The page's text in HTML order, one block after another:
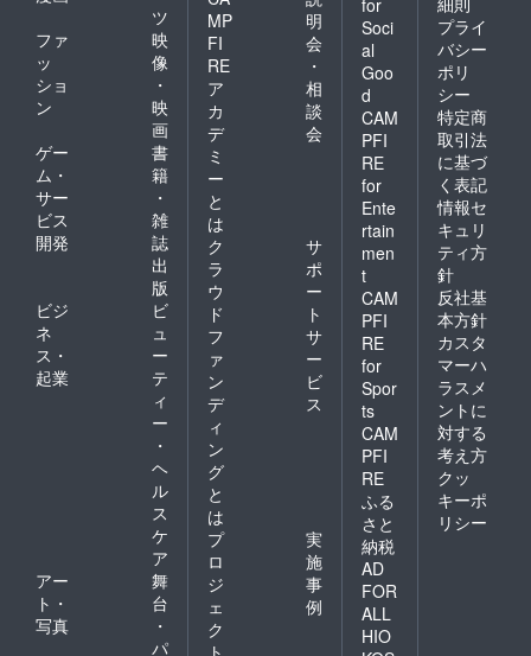
ツ
ファ
ッ
ショ
ン
映
像
・
映
画
ゲー
ム・
サー
ビス
開発
書
籍
・
雑
誌
出
版
ビジ
ネ
ス・
起業
ビ
ュ
ー
テ
ィ
ー
・
ヘ
ル
ス
ケ
ア
アー
ト・
写真
舞
台
・
パ
MP
FI
RE
ア
カ
デ
ミ
ー
と
は
明
会
・
相
談
会
ク
ラ
ウ
ド
フ
ァ
ン
デ
ィ
ン
グ
と
は
サ
ポ
ー
ト
サ
ー
ビ
ス
プ
ロ
ジ
ェ
ク
実
施
事
例
for
Soci
al
Goo
d
CAM
PFI
RE
for
Ente
rtain
men
t
CAM
PFI
RE
for
Spor
ts
CAM
PFI
RE
ふる
さと
納税
AD
FOR
ALL
HIO
プライ
バシー
ポリ
シー
特定商
取引法
に基づ
く表記
情報セ
キュリ
ティ方
針
反社基
本方針
カスタ
マーハ
ラスメ
ントに
対する
考え方
クッ
キーポ
リシー